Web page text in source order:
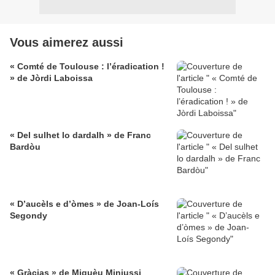
Vous aimerez aussi
« Comté de Toulouse : l’éradication !
» de Jòrdi Laboissa
« Del sulhet lo dardalh » de Franc
Bardòu
« D’aucèls e d’òmes » de Joan-Loís
Segondy
« Gràcias » de Miquèu Miniussi